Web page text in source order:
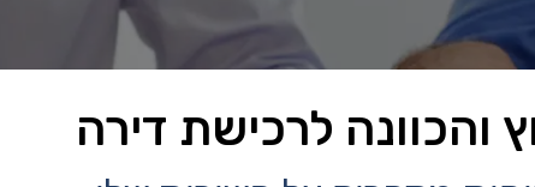
והכוונה לרכישת דירה